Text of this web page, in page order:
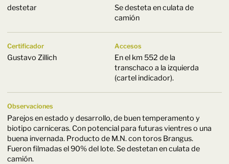
destetar
Se desteta en culata de
camión
Certificador
Gustavo Zillich
Accesos
En el km 552 de la
transchaco a la izquierda
(cartel indicador).
Observaciones
Parejos en estado y desarrollo, de buen temperamento y
biotipo carniceras. Con potencial para futuras vientres o una
buena invernada. Producto de M.N. con toros Brangus.
Fueron filmadas el 90% del lote. Se destetan en culata de
camión.